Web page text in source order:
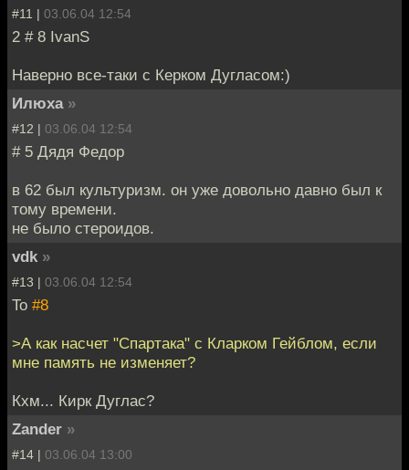
#11 | 03.06.04 12:54
2 # 8 IvanS
Наверно все-таки с Керком Дугласом:)
Илюха »
#12 | 03.06.04 12:54
# 5 Дядя Федор
в 62 был культуризм. он уже довольно давно был к
тому времени.
не было стероидов.
vdk »
#13 | 03.06.04 12:54
To #8
>А как насчет "Спартака" с Кларком Гейблом, если
мне память не изменяет?
Кхм... Кирк Дуглас?
Zander »
#14 | 03.06.04 13:00